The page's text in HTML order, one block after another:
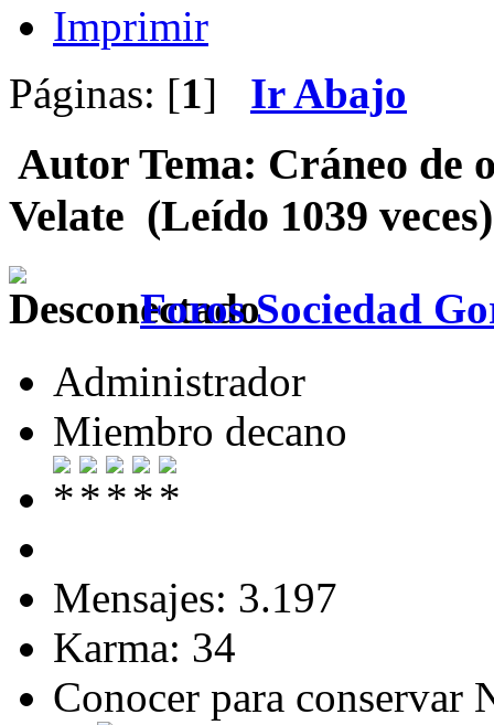
Imprimir
Páginas: [1] Ir Abajo
Autor Tema: Cráneo de
Velate (Leído 1039 veces)
Foros Sociedad
Administrador
Miembro decano
Mensajes: 3.197
Karma: 34
Conocer para conservar